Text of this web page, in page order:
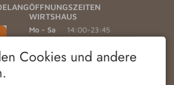
ÖFFNUNGSZEITEN
WIRTSHAUS
Mo - Sa
14:00-23:45
HOTEL CHECK IN
Cookies und andere